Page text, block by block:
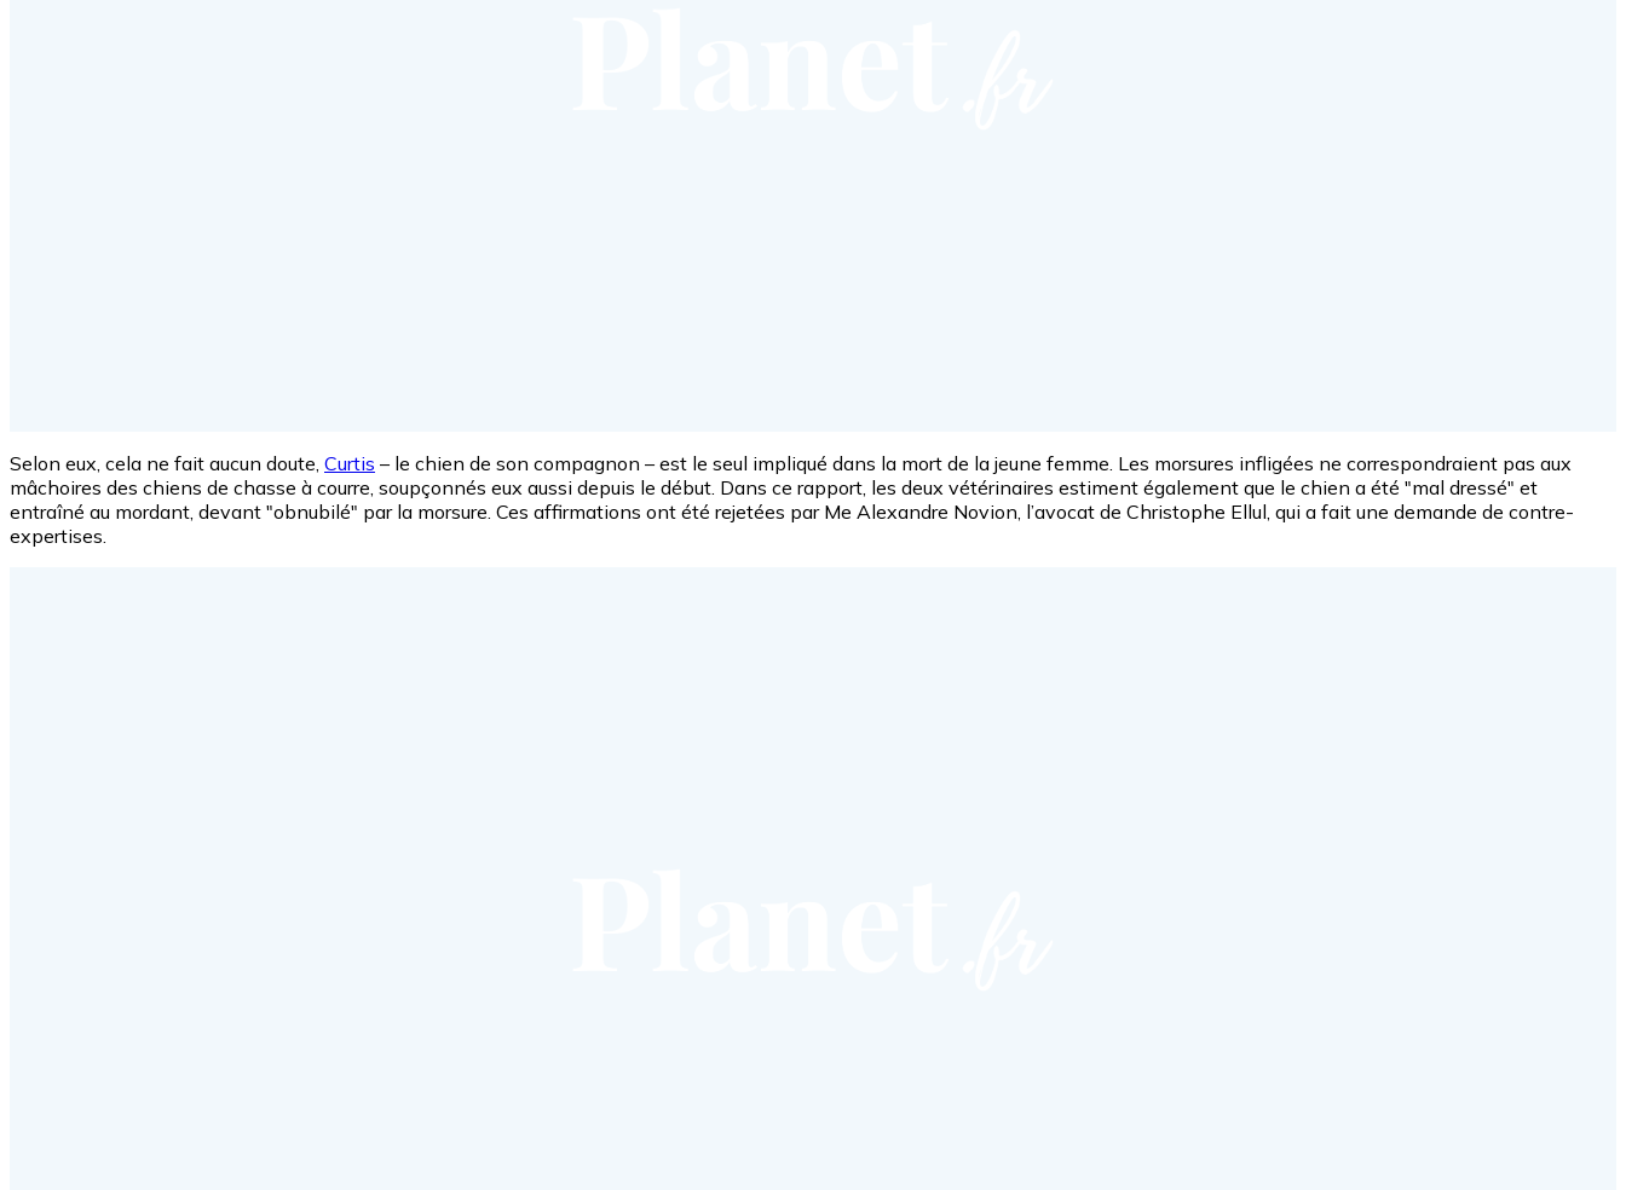
Selon eux, cela ne fait aucun doute, Curtis – le chien de son compagnon – est le seul impliqué dans la mort de la jeune femme. Les morsures infligées ne correspondraient pas aux
mâchoires des chiens de chasse à courre, soupçonnés eux aussi depuis le début. Dans ce rapport, les deux vétérinaires estiment également que le chien a été "mal dressé" et
entraîné au mordant, devant "obnubilé" par la morsure. Ces affirmations ont été rejetées par Me Alexandre Novion, l’avocat de Christophe Ellul, qui a fait une demande de contre-
expertises.